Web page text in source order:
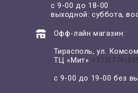
с 9-00 до 18-00
выходной: суббота,
Офф-лайн магазин:
Тирасполь, ул.
ТЦ «Мит»
с 9-00 до 19-00 без